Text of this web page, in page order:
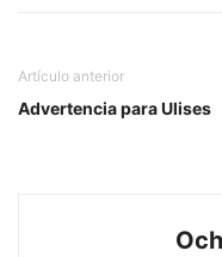
Artículo anterior
Advertencia para Ulises